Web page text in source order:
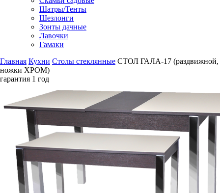
Шатры/Тенты
Шезлонги
Зонты дачные
Лавочки
Гамаки
Главная Кухни Столы стеклянные СТОЛ ГАЛА-17 (раздвижной,
ножки ХРОМ)
гарантия 1 год